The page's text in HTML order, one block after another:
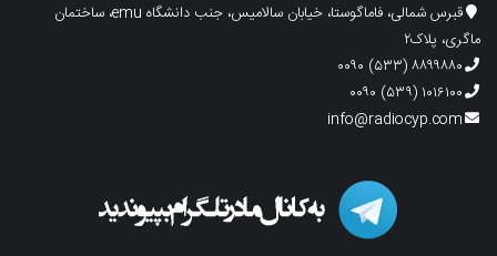
قبرس شمالی، فاماگوستا، خیابان سالامیس، جنب دانشگاه emu، ساختمان
ماگری، پلاک۲
۸۸۹۹۸۸۰ (۵۳۳) ۰۰۹۰
۱۰۱۶۱۰۰ (۵۳۹) ۰۰۹۰
info@radiocyp.com